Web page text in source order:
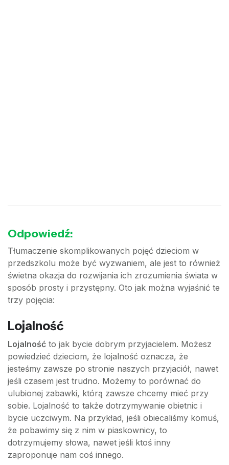
Odpowiedź:
Tłumaczenie skomplikowanych pojęć dzieciom w
przedszkolu może być wyzwaniem, ale jest to również
świetna okazja do rozwijania ich zrozumienia świata w
sposób prosty i przystępny. Oto jak można wyjaśnić te
trzy pojęcia:
Lojalność
Lojalność to jak bycie dobrym przyjacielem. Możesz
powiedzieć dzieciom, że lojalność oznacza, że
jesteśmy zawsze po stronie naszych przyjaciół, nawet
jeśli czasem jest trudno. Możemy to porównać do
ulubionej zabawki, którą zawsze chcemy mieć przy
sobie. Lojalność to także dotrzymywanie obietnic i
bycie uczciwym. Na przykład, jeśli obiecaliśmy komuś,
że pobawimy się z nim w piaskownicy, to
dotrzymujemy słowa, nawet jeśli ktoś inny
zaproponuje nam coś innego.